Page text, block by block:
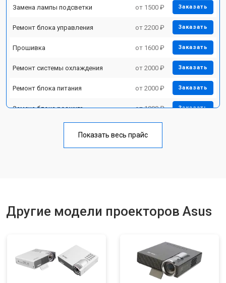
Замена лампы подсветки от 1500 ₽ Заказать
Ремонт блока управления от 2200 ₽ Заказать
Прошивка от 1600 ₽ Заказать
Ремонт системы охлаждения от 2000 ₽ Заказать
Ремонт блока питания от 2000 ₽ Заказать
Замена блока розжига от 1900 ₽ Заказать
Показать весь прайс
Другие модели проекторов Asus